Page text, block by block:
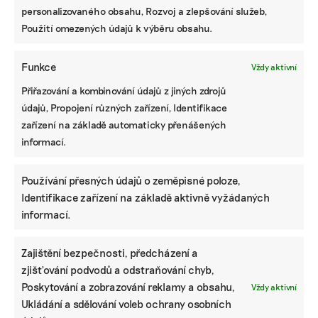
personalizovaného obsahu, Rozvoj a zlepšování služeb,
Použití omezených údajů k výběru obsahu.
Funkce Vždy aktivní
Přiřazování a kombinování údajů z jiných zdrojů
údajů, Propojení různých zařízení, Identifikace
zařízení na základě automaticky přenášených
informací.
Používání přesných údajů o zeměpisné poloze,
Identifikace zařízení na základě aktivně vyžádaných
informací.
Zajištění bezpečnosti, předcházení a
zjišťování podvodů a odstraňování chyb,
Poskytování a zobrazování reklamy a obsahu,
Ukládání a sdělování voleb ochrany osobních
Vždy aktivní
Udržitelnost, umění i komunitní sdílení.
Festival Týká se to také tebe v Uherském
Hradišti startuje tento týden